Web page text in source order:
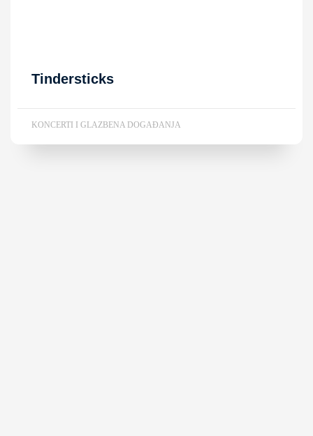
Tindersticks
KONCERTI I GLAZBENA DOGAĐANJA